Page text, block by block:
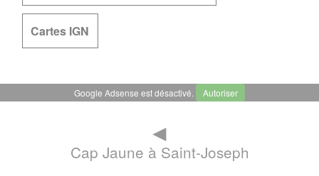
Cartes IGN
Google Adsense est désactivé. Autoriser
◄
Cap Jaune à Saint-Joseph